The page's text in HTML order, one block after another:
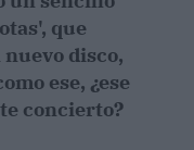
que
disco,
ese, ¿ese
concierto?